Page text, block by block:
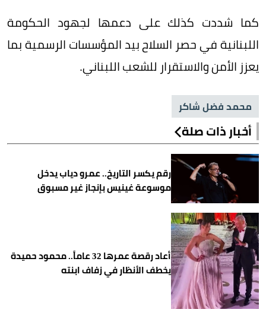
كما شددت كذلك على دعمها لجهود الحكومة
اللبنانية في حصر السلاح بيد المؤسسات الرسمية بما
يعزز الأمن والاستقرار للشعب اللبناني.
محمد فضل شاكر
أخبار ذات صلة
رقم يكسر التاريخ.. عمرو دياب يدخل
موسوعة غينيس بإنجاز غير مسبوق
أعاد رقصة عمرها 32 عاماً.. محمود حميدة
يخطف الأنظار في زفاف ابنته